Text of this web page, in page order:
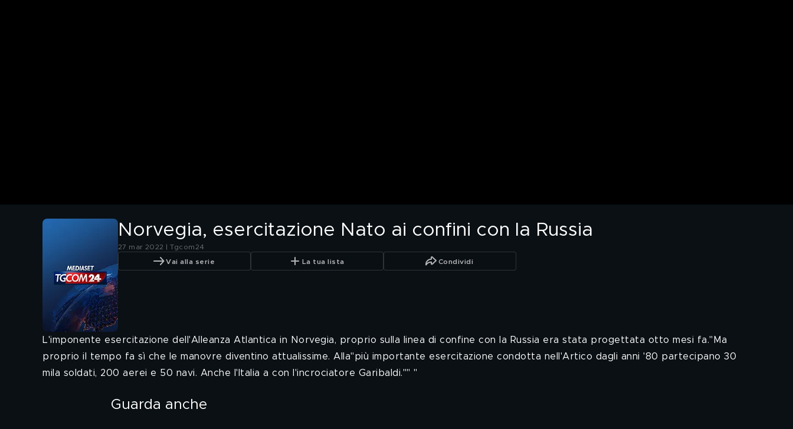
Norvegia, esercitazione Nato ai confini con la Russia
27 mar 2022 | Tgcom24
Vai alla serie La tua lista Condividi
L'imponente esercitazione dell'Alleanza Atlantica in Norvegia, proprio sulla linea di confine con la Russia era stata progettata otto mesi fa."Ma
proprio il tempo fa sì che le manovre diventino attualissime. Alla"più importante esercitazione condotta nell'Artico dagli anni '80 partecipano 30
mila soldati, 200 aerei e 50 navi. Anche l'Italia a con l'incrociatore Garibaldi."" "
Guarda anche